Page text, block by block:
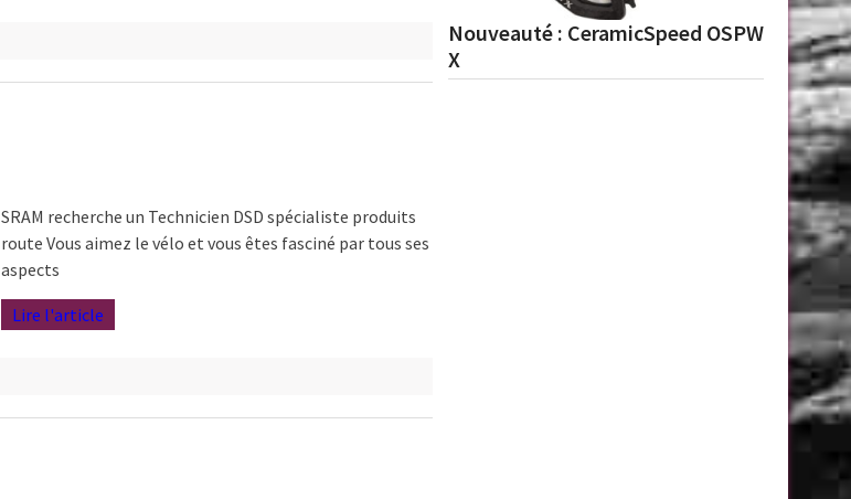
SRAM recherche un Technicien DSD spécialiste produits
route Vous aimez le vélo et vous êtes fasciné par tous ses
aspects
Lire l'article
Nouveauté : CeramicSpeed OSPW
X